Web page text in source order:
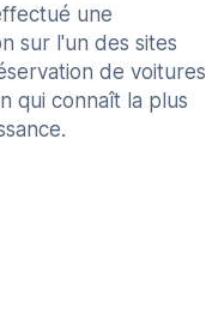
une
sur l'un des sites
de voitures
qui connaît la plus